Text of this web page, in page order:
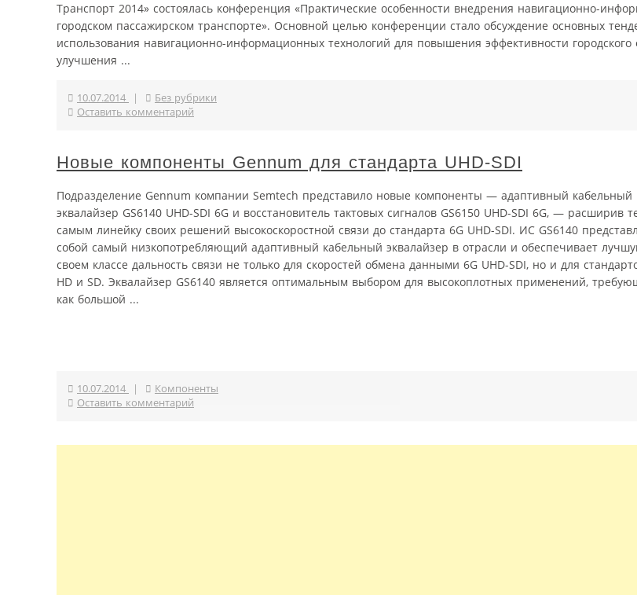
Транспорт 2014» состоялась конференция «Практические особенности внедрения навигационно-
городском пассажирском транспорте». Основной целью конференции стало обсуждение основных
использования навигационно-информационных технологий для повышения эффективности городского
улучшения ...
10.07.2014
Без рубрики
Оставить комментарий
Новые компоненты Gennum для стандарта UHD-SDI
Подразделение Gennum компании Semtech представило новые компоненты — адаптивный кабельный
эквалайзер GS6140 UHD-SDI 6G и восстановитель тактовых сигналов GS6150 UHD-SDI 6G, — расширив
самым линейку своих решений высокоскоростной связи до стандарта 6G UHD-SDI. ИС GS6140
собой самый низкопотребляющий адаптивный кабельный эквалайзер в отрасли и обеспечивает
своем классе дальность связи не только для скоростей обмена данными 6G UHD-SDI, но и для
HD и SD. Эквалайзер GS6140 является оптимальным выбором для высокоплотных применений,
как большой ...
10.07.2014 |
Компоненты
Оставить комментарий